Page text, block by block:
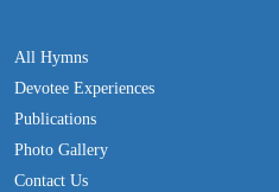
All Hymns
Devotee Experiences
Publications
Photo Gallery
Contact Us